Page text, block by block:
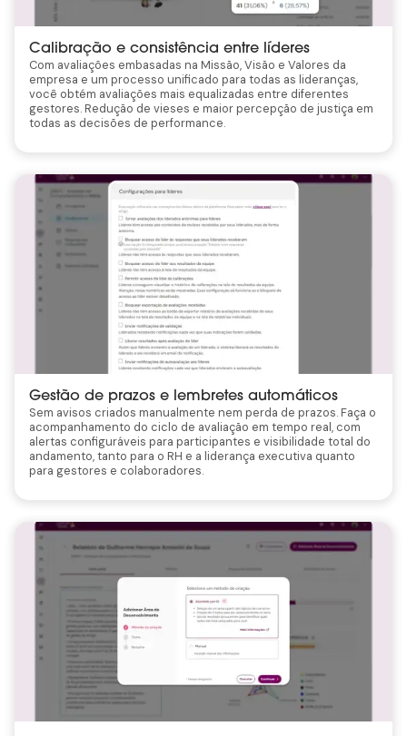
Calibração e consistência entre líderes
Com avaliações embasadas na Missão, Visão e Valores da
empresa e um processo unificado para todas as lideranças,
você obtém avaliações mais equalizadas entre diferentes
gestores. Redução de vieses e maior percepção de justiça em
todas as decisões de performance.
Gestão de prazos e lembretes automáticos
Sem avisos criados manualmente nem perda de prazos. Faça o
acompanhamento do ciclo de avaliação em tempo real, com
alertas configuráveis para participantes e visibilidade total do
andamento, tanto para o RH e a liderança executiva quanto
para gestores e colaboradores.